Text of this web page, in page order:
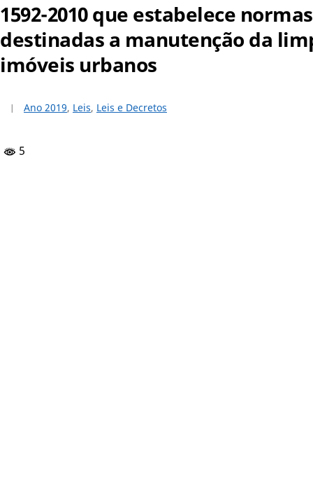
1592-2010 que estabelece normas
destinadas a manutenção da
imóveis urbanos
Ano 2019, Leis, Leis e Decretos
5